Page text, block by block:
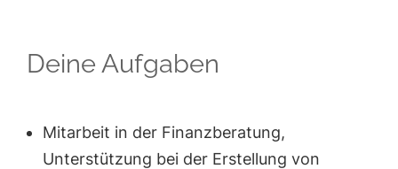
Deine Aufgaben
Mitarbeit in der Finanzberatung,
Unterstützung bei der Erstellung von